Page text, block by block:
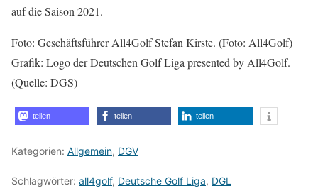
auf die Saison 2021.
Foto: Geschäftsführer All4Golf Stefan Kirste. (Foto: All4Golf)
Grafik: Logo der Deutschen Golf Liga presented by All4Golf.
(Quelle: DGS)
teilen teilen teilen
Kategorien: Allgemein, DGV
Schlagwörter: all4golf, Deutsche Golf Liga, DGL